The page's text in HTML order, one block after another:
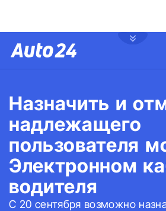
Назначить и
надлежащего
пользователя
Электронном
водителя
С 20 сентября возможно